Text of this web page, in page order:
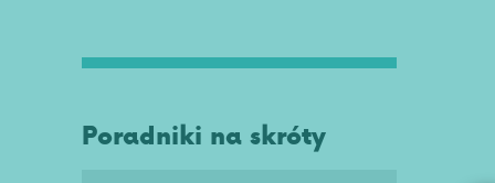
Poradniki na skróty